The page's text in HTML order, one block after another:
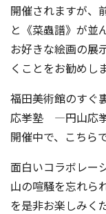
開催されますが、
と《菜蟲譜》が並
お好きな絵画の展
くことをお勧めし
福田美術館のすぐ
応挙塾 ―円山応挙
開催中で、こちら
面白いコラボレー
山の喧騒を忘れら
を是非お楽しみく